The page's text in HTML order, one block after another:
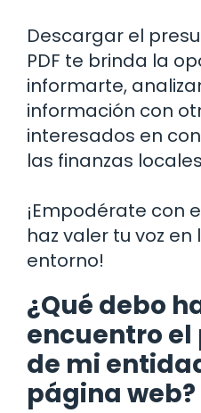
Descargar el
PDF te brinda la
informarte,
información con
interesados en
las finanzas
¡Empodérate con
haz valer tu voz
entorno!
¿Qué debo
encuentro
de mi
página web?